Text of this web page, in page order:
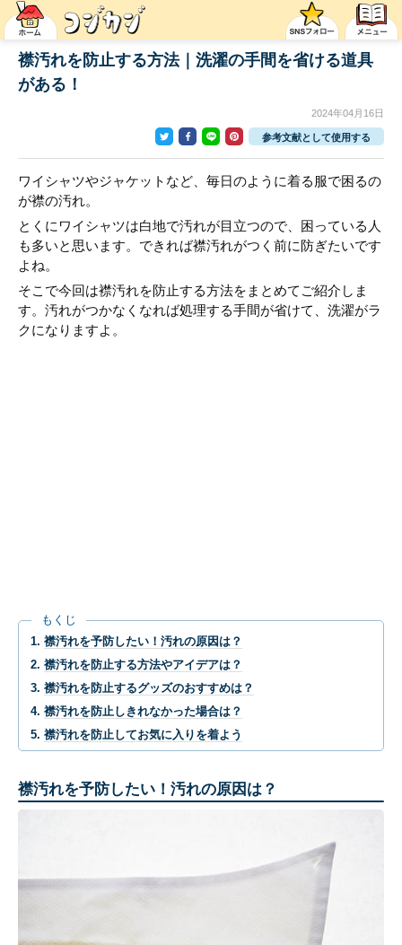
襟汚れを防止する方法｜洗濯の手間を省ける道具
がある！
2024年04月16日
参考文献として使用する
ワイシャツやジャケットなど、毎日のように着る服で困るの
が襟の汚れ。
とくにワイシャツは白地で汚れが目立つので、困っている人
も多いと思います。できれば襟汚れがつく前に防ぎたいです
よね。
そこで今回は襟汚れを防止する方法をまとめてご紹介しま
す。汚れがつかなくなれば処理する手間が省けて、洗濯がラ
クになりますよ。
もくじ
襟汚れを予防したい！汚れの原因は？
襟汚れを防止する方法やアイデアは？
襟汚れを防止するグッズのおすすめは？
襟汚れを防止しきれなかった場合は？
襟汚れを防止してお気に入りを着よう
襟汚れを予防したい！汚れの原因は？